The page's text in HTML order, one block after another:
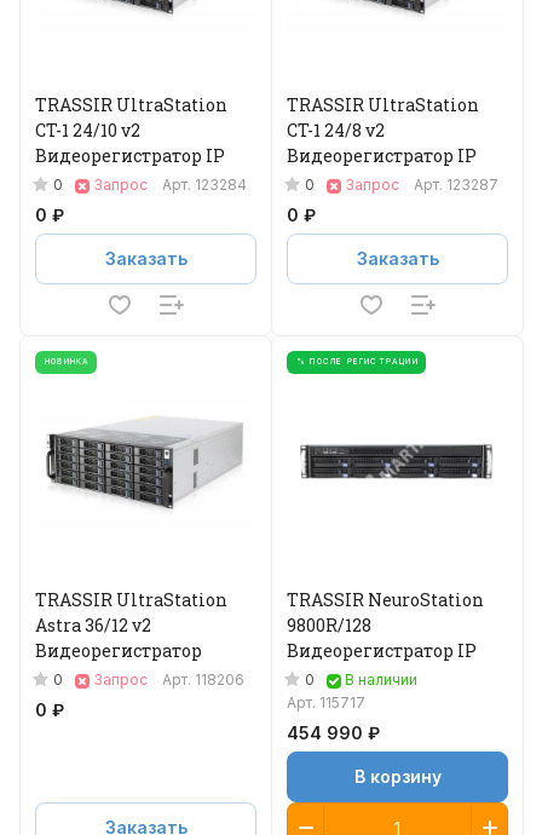
TRASSIR UltraStation
CT-1 24/10 v2
Видеорегистратор IP
0 Запрос Арт. 123284
0 ₽
Заказать
TRASSIR UltraStation
CT-1 24/8 v2
Видеорегистратор IP
0 Запрос Арт. 123287
0 ₽
Заказать
НОВИНКА
TRASSIR UltraStation
Astra 36/12 v2
Видеорегистратор
0 Запрос Арт. 118206
0 ₽
Заказать
% ПОСЛЕ РЕГИСТРАЦИИ
TRASSIR NeuroStation
9800R/128
Видеорегистратор IP
0
В наличии
Арт. 115717
454 990 ₽
В корзину